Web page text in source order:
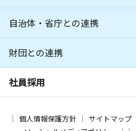
自治体・省庁との連携
財団との連携
社員採用
個人情報保護方針 サイトマップ